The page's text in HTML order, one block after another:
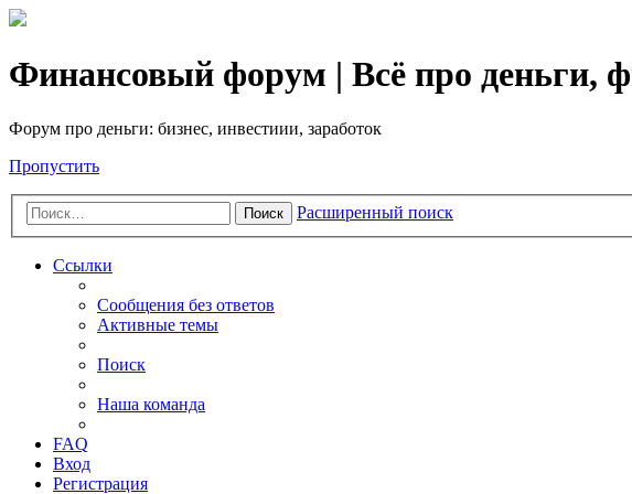
Финансовый форум | Всё про деньги,
Форум про деньги: бизнес, инвестиии, заработок
Пропустить
Поиск Расширенный поиск
Ссылки
Сообщения без ответов
Активные темы
Поиск
Наша команда
FAQ
Вход
Регистрация